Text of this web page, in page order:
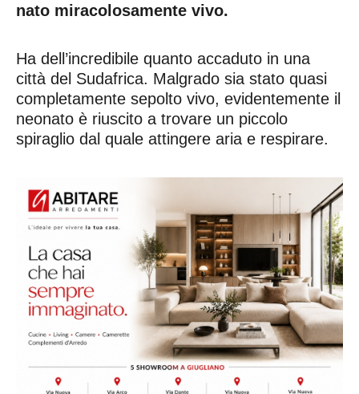
nato miracolosamente vivo.
Ha dell’incredibile quanto accaduto in una
città del Sudafrica. Malgrado sia stato quasi
completamente sepolto vivo, evidentemente il
neonato è riuscito a trovare un piccolo
spiraglio dal quale attingere aria e respirare.